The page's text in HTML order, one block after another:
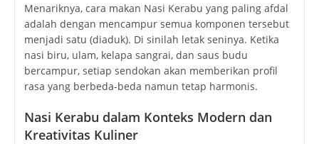
Menariknya, cara makan Nasi Kerabu yang paling afdal
adalah dengan mencampur semua komponen tersebut
menjadi satu (diaduk). Di sinilah letak seninya. Ketika
nasi biru, ulam, kelapa sangrai, dan saus budu
bercampur, setiap sendokan akan memberikan profil
rasa yang berbeda-beda namun tetap harmonis.
Nasi Kerabu dalam Konteks Modern dan
Kreativitas Kuliner